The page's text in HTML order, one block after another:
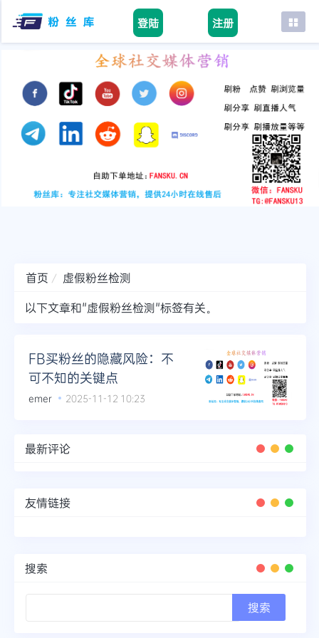
登陆 注册
首页
tiktok
youtube
instagram
首页
虚假粉丝检测
以下文章和"虚假粉丝检测"标签有关。
FB买粉丝的隐藏风险：不
可不知的关键点
emer 2025-11-12 10:23
最新评论
友情链接
搜索